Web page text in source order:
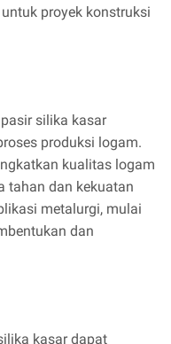
proyek konstruksi
silika kasar
produksi logam.
kualitas logam
tahan dan kekuatan
metalurgi, mulai
dan
kasar dapat